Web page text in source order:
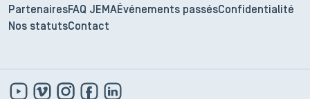
PartenairesFAQ JEMAÉvénements passésConfidentialité
Nos statutsContact